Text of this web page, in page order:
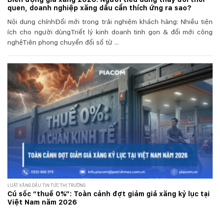
quen, doanh nghiệp xăng dầu cần thích ứng ra sao?
Nội dung chínhĐổi mới trong trải nghiệm khách hàng: Nhiều tiện
ích cho người dùngTriết lý kinh doanh tinh gọn & đổi mới công
nghệTiên phong chuyển đổi số từ ...
LUẬT XĂNG DẦU TIN TỨC THỊ TRƯỜNG
Cú sốc “thuế 0%”: Toàn cảnh đợt giảm giá xăng kỷ lục tại
Việt Nam năm 2026